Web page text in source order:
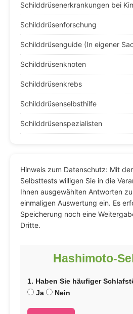
Schilddrüsenerkrankungen bei
Schilddrüsenforschung
Schilddrüsenguide (In eigener
Schilddrüsenknoten
Schilddrüsenkrebs
Schilddrüsenselbsthilfe
Schilddrüsenspezialisten
Hinweis zum Datenschutz: Mit
Selbsttests willigen Sie in die
Ihnen ausgewählten Antworten
einmaligen Auswertung ein. Es
Speicherung noch eine
Dritte.
Hashimoto-
1. Haben Sie häufiger
Ja
Nein